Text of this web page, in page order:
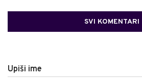
SVI KOMENTARI
Upiši ime